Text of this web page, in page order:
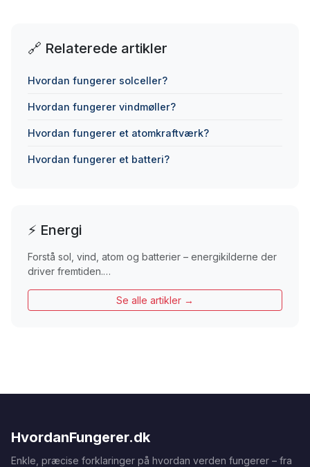
🔗 Relaterede artikler
Hvordan fungerer solceller?
Hvordan fungerer vindmøller?
Hvordan fungerer et atomkraftværk?
Hvordan fungerer et batteri?
⚡ Energi
Forstå sol, vind, atom og batterier – energikilderne der
driver fremtiden.…
Se alle artikler →
HvordanFungerer.dk
Enkle, præcise forklaringer på hvordan verden fungerer – fra